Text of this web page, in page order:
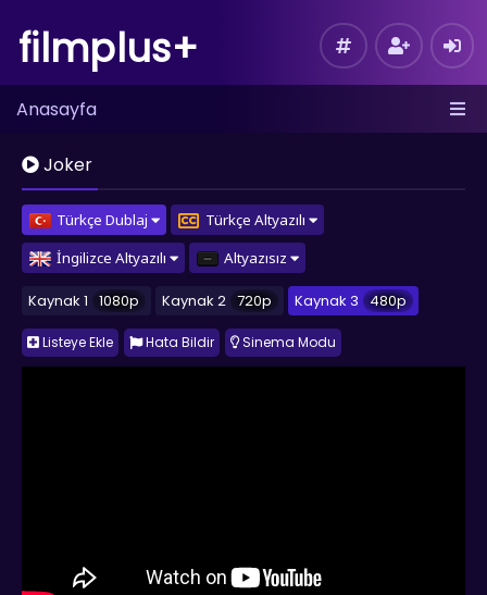
filmplus+
Anasayfa
Joker
Türkçe Dublaj
Türkçe Altyazılı
İngilizce Altyazılı
Altyazısız
Kaynak 1 1080p Kaynak 2 720p Kaynak 3 480p
Listeye Ekle Hata Bildir Sinema Modu